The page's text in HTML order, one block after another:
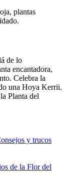
de lo
encantadora,
Celebra la
una Hoya Kerrii.
Planta del
y trucos
de la Flor del